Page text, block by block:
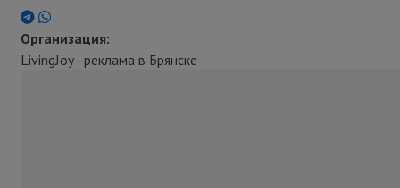
Организация:
LivingJoy - реклама в Брянске